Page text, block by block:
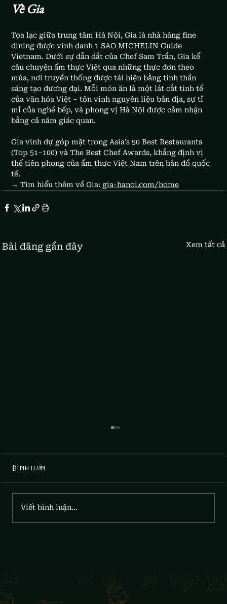
Về Gia
Tọa lạc giữa trung tâm Hà Nội, Gia là nhà hàng fine
dining được vinh danh 1 SAO MICHELIN Guide
Vietnam. Dưới sự dẫn dắt của Chef Sam Trần, Gia kể
câu chuyện ẩm thực Việt qua những thực đơn theo
mùa, nơi truyền thống được tái hiện bằng tinh thần
sáng tạo đương đại. Mỗi món ăn là một lát cắt tinh tế
của văn hóa Việt – tôn vinh nguyên liệu bản địa, sự tỉ
mỉ của nghề bếp, và phong vị Hà Nội được cảm nhận
bằng cả năm giác quan.
Gia vinh dự góp mặt trong Asia’s 50 Best Restaurants
(Top 51–100) và The Best Chef Awards, khẳng định vị
thế tiên phong của ẩm thực Việt Nam trên bản đồ quốc
tế.
→ Tìm hiểu thêm về Gia: gia-hanoi.com/home
Bài đăng gần đây Xem tất cả
April Lilies: Gia x Fumee
Bình luận
Viết bình luận...